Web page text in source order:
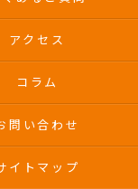
アクセス
コラム
問い合わせ
イトマップ